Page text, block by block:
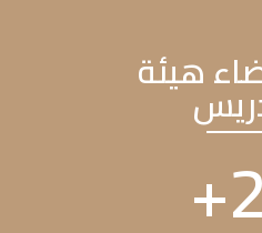
هيئة
+